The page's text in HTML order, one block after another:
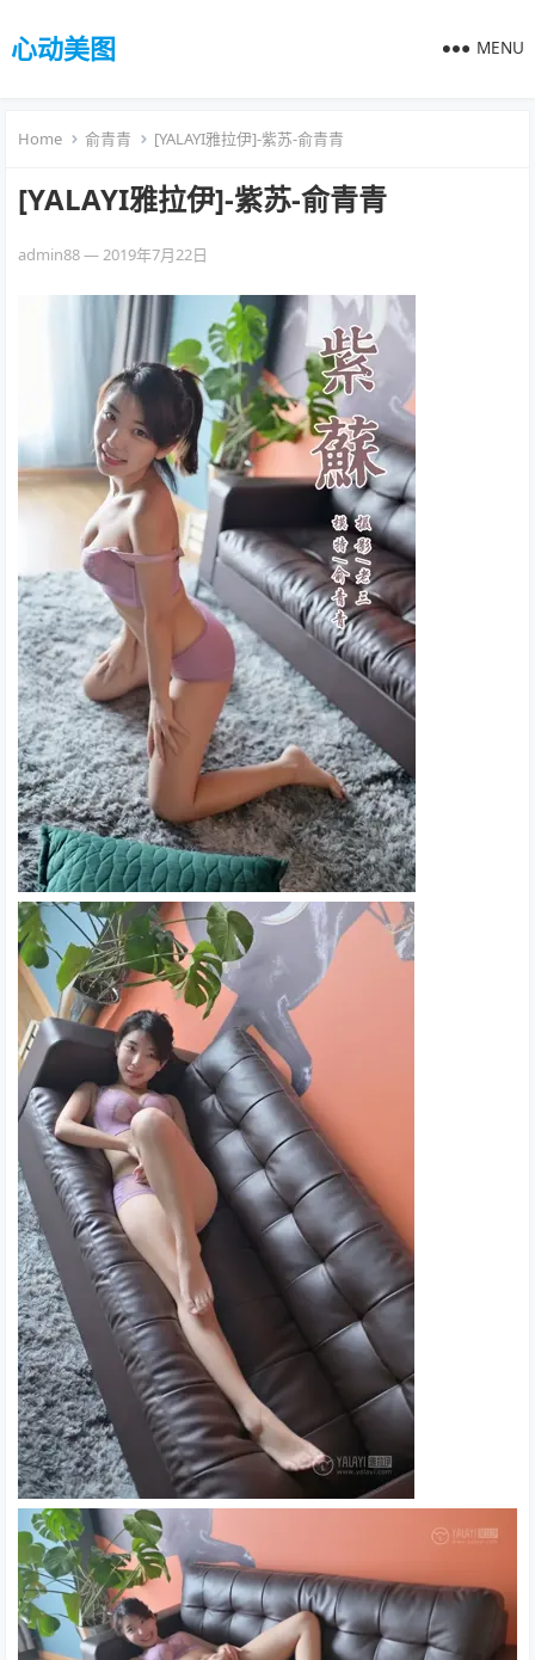
心动美图 MENU
Home 俞青青 [YALAYI雅拉伊]-紫苏-俞青青
[YALAYI雅拉伊]-紫苏-俞青青
admin88—2019年7月22日